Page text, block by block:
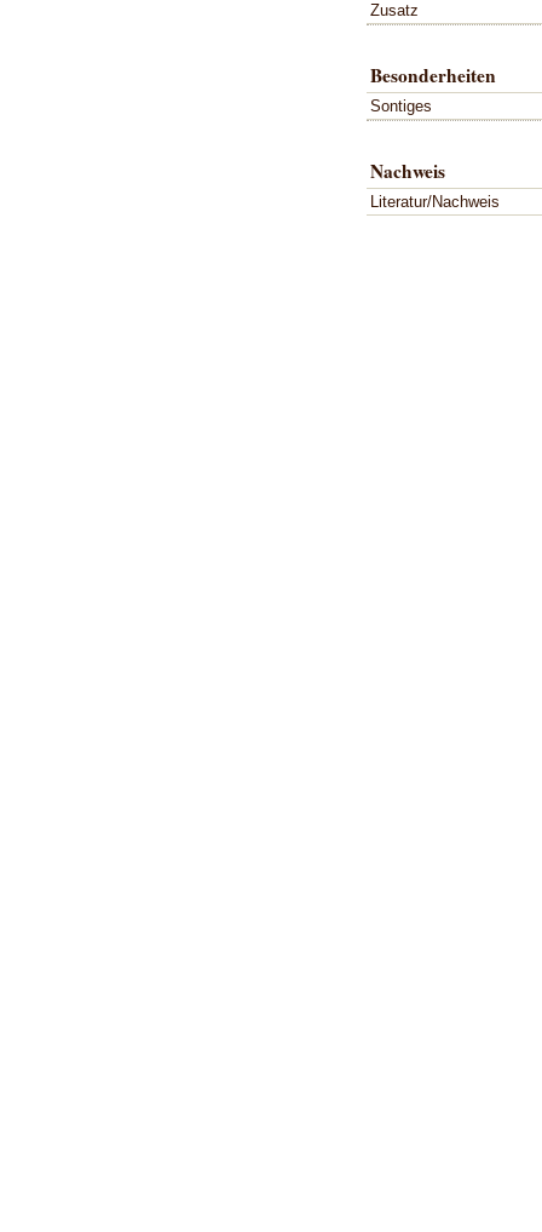
Zusatz
Besonderheiten
Sontiges
Nachweis
Literatur/Nachweis